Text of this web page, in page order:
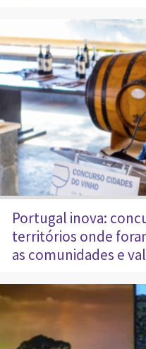
Portugal inova:
territórios onde
as comunidades e